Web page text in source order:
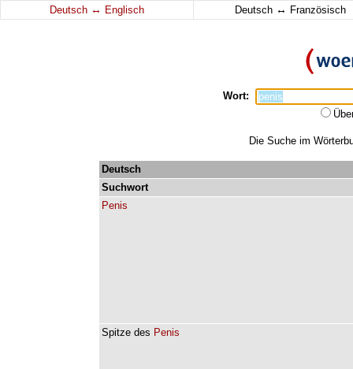
Deutsch ↔ Englisch Deutsch ↔ Französisch
Wort:
Die Suche im
Deutsch
Suchwort
Penis
Spitze des Penis